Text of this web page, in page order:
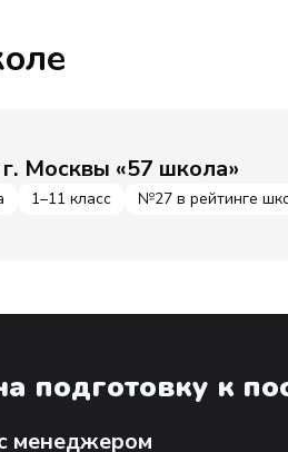
Москвы «57 школа»
1–11 класс №27 в рейтинге
подготовку к
менеджером